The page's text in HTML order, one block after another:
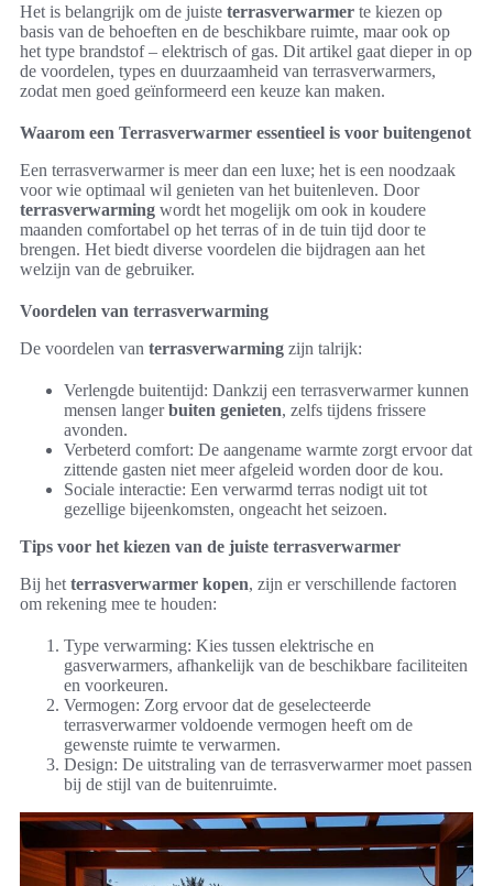
Het is belangrijk om de juiste terrasverwarmer te kiezen op
basis van de behoeften en de beschikbare ruimte, maar ook op
het type brandstof – elektrisch of gas. Dit artikel gaat dieper in op
de voordelen, types en duurzaamheid van terrasverwarmers,
zodat men goed geïnformeerd een keuze kan maken.
Waarom een Terrasverwarmer essentieel is voor buitengenot
Een terrasverwarmer is meer dan een luxe; het is een noodzaak
voor wie optimaal wil genieten van het buitenleven. Door
terrasverwarming wordt het mogelijk om ook in koudere
maanden comfortabel op het terras of in de tuin tijd door te
brengen. Het biedt diverse voordelen die bijdragen aan het
welzijn van de gebruiker.
Voordelen van terrasverwarming
De voordelen van terrasverwarming zijn talrijk:
Verlengde buitentijd: Dankzij een terrasverwarmer kunnen
mensen langerbuiten genieten, zelfs tijdens frissere
avonden.
Verbeterd comfort: De aangename warmte zorgt ervoor dat
zittende gasten niet meer afgeleid worden door de kou.
Sociale interactie: Een verwarmd terras nodigt uit tot
gezellige bijeenkomsten, ongeacht het seizoen.
Tips voor het kiezen van de juiste terrasverwarmer
Bij het terrasverwarmer kopen, zijn er verschillende factoren
om rekening mee te houden:
Type verwarming: Kies tussen elektrische en
gasverwarmers, afhankelijk van de beschikbare faciliteiten
en voorkeuren.
Vermogen: Zorg ervoor dat de geselecteerde
terrasverwarmer voldoende vermogen heeft om de
gewenste ruimte te verwarmen.
Design: De uitstraling van de terrasverwarmer moet passen
bij de stijl van de buitenruimte.